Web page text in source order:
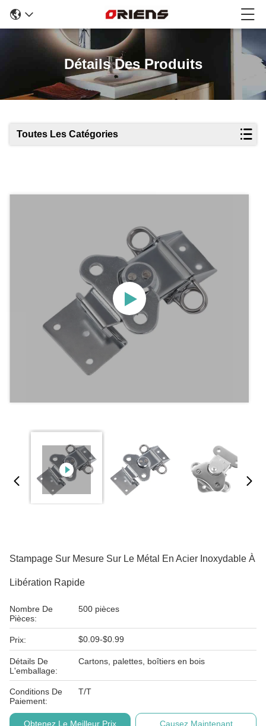
Détails Des Produits
Toutes Les Catégories
Stampage Sur Mesure Sur Le Métal En Acier Inoxydable À
Libération Rapide
Nombre De
Pièces:
500 pièces
Prix: $0.09-$0.99
Détails De
L'emballage:
Cartons, palettes, boîtiers en bois
Conditions De
Paiement:
T/T
Obtenez Le Meilleur Prix Causez Maintenant